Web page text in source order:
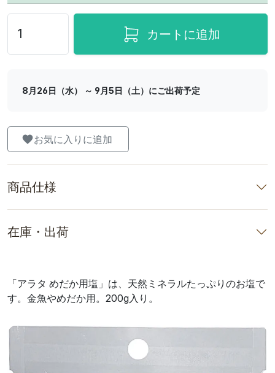
カートに追加
8月26日（水） ～ 9月5日（土）にご出荷予定
お気に入りに追加
商品仕様
在庫・出荷
「アラタ めだか用塩」は、天然ミネラルたっぷりのお塩で
す。金魚やめだか用。200g入り。